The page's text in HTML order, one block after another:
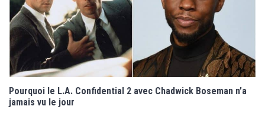
Pourquoi le L.A. Confidential 2 avec Chadwick Boseman n’a
jamais vu le jour